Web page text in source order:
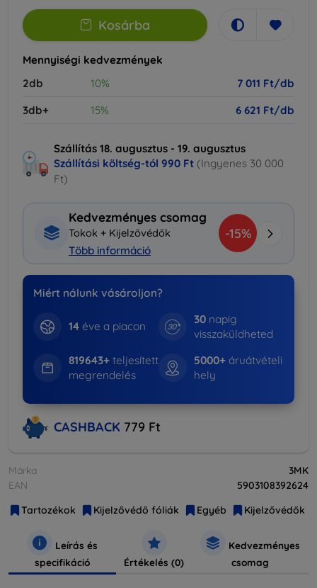
Kosárba
Mennyiségi kedvezmények
2db
10%
7 011 Ft/db
3db+
15% 6 621 Ft/db
Szállítás 18. augusztus - 19. augusztus
Szállítási költség-tól 990 Ft (Ingyenes 30 000
Ft)
Kedvezményes csomag
Tokok + Kijelzővédők
Több információ
-15%
Miért nálunk vásároljon?
14éve a piacon
30 napig
visszaküldheted
819643+teljesített
megrendelés
5000+ áruátvételi
hely
CASHBACK 779 Ft
Márka
3MK
EAN
5903108392624
Tartozékok
Kijelzővédő fóliák Egyéb Kijelzővédők
Leírás és
specifikáció
Értékelés (0)
Kedvezményes
csomag